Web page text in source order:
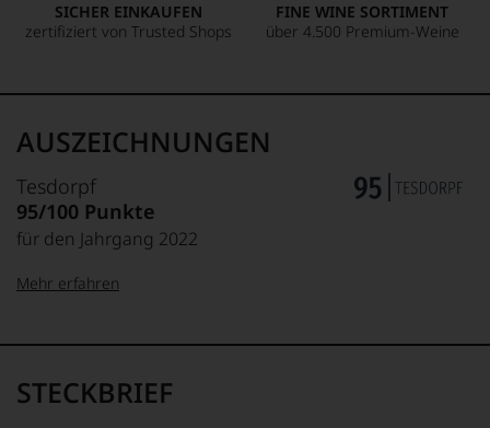
SICHER EINKAUFEN
zertifiziert von Trusted Shops
FINE WINE SORTIMENT
über 4.500 Premium-Weine
AUSZEICHNUNGEN
Tesdorpf
95/100 Punkte
für den Jahrgang 2022
95–98 Punkte:
Name
Tesdorpf
Mehr erfahren
STECKBRIEF